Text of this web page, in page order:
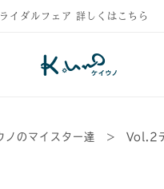
イダルフェア 詳しくはこちら
のマイスター達 > Vol.2デ